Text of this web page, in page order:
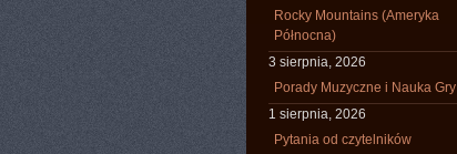
Rocky Mountains (Ameryka
Północna)
3 sierpnia, 2026
Porady Muzyczne i Nauka Gry
1 sierpnia, 2026
Pytania od czytelników